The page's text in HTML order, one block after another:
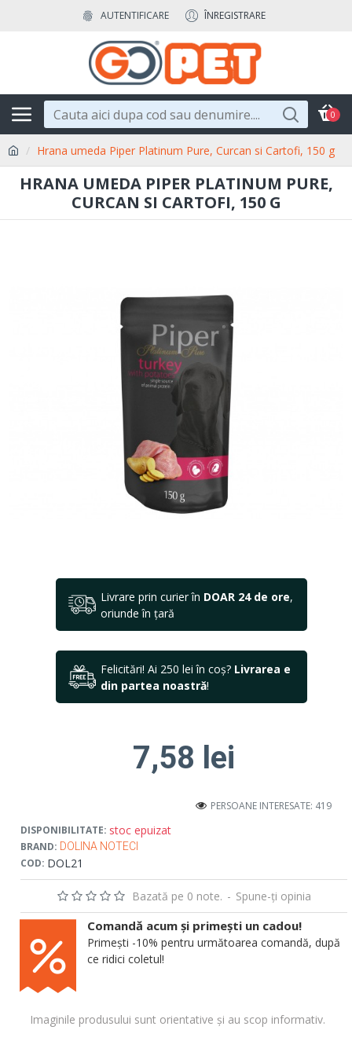
AUTENTIFICARE ÎNREGISTRARE
0
Hrana umeda Piper Platinum Pure, Curcan si Cartofi, 150 g
HRANA UMEDA PIPER PLATINUM PURE,
CURCAN SI CARTOFI, 150 G
Livrare prin curier în DOAR 24 de ore,
oriunde în țară
Felicitări! Ai 250 lei în coș? Livrarea e
din partea noastră!
DISPONIBILITATE: stoc epuizat
BRAND: DOLINA NOTECI
COD: DOL21
PERSOANE INTERESATE: 419
Bazată pe 0 note. - Spune-ţi opinia
7,58 lei
Imaginile produsului sunt orientative și au scop informativ.
Comandă acum și primești un cadou!
Primești -10% pentru următoarea comandă, după
ce ridici coletul!